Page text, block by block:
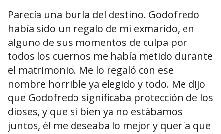
Parecía una burla del destino. Godofredo
había sido un regalo de mi exmarido, en
alguno de sus momentos de culpa por
todos los cuernos me había metido durante
el matrimonio. Me lo regaló con ese
nombre horrible ya elegido y todo. Me dijo
que Godofredo significaba protección de los
dioses, y que si bien ya no estábamos
juntos, él me deseaba lo mejor y quería que